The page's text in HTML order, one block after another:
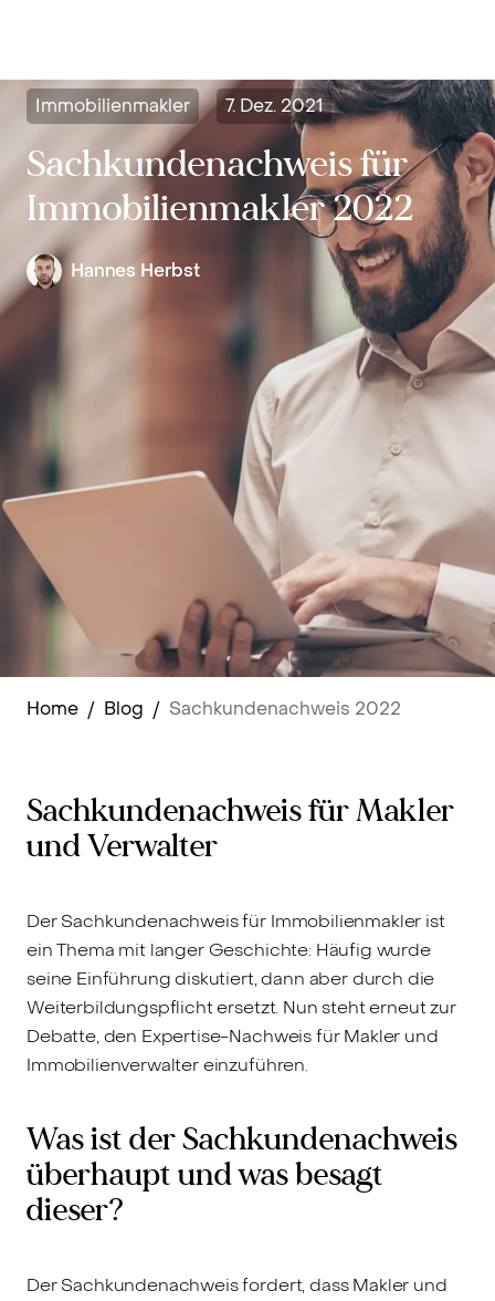
Immobilienmakler 7. Dez. 2021
Sachkundenachweis für
Immobilienmakler 2022
Hannes Herbst
Home / Blog / Sachkundenachweis 2022
Sachkundenachweis für Makler
und Verwalter
Der Sachkundenachweis für Immobilienmakler ist
ein Thema mit langer Geschichte: Häufig wurde
seine Einführung diskutiert, dann aber durch die
Weiterbildungspflicht ersetzt. Nun steht erneut zur
Debatte, den Expertise-Nachweis für Makler und
Immobilienverwalter einzuführen.
Was ist der Sachkundenachweis
überhaupt und was besagt
dieser?
Der Sachkundenachweis fordert, dass Makler und